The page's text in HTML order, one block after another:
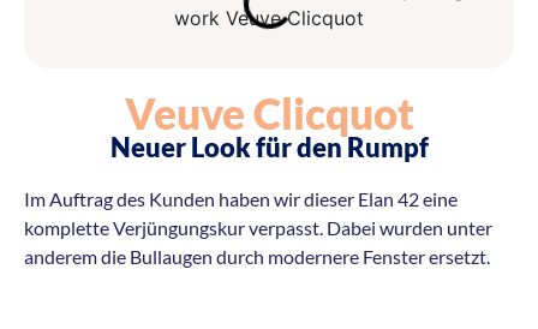
Veuve Clicquot
Neuer Look für den Rumpf
Im Auftrag des Kunden haben wir dieser Elan 42 eine
komplette Verjüngungskur verpasst. Dabei wurden unter
anderem die Bullaugen durch modernere Fenster ersetzt.